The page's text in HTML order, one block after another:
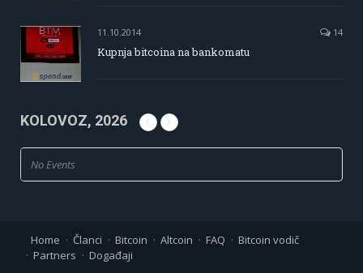
11.10.2014 14
Kupnja bitcoina na bankomatu
KOLOVOZ, 2026
No Events
Home Članci Bitcoin Altcoin FAQ
Bitcoin vodič
Partners
Događaji